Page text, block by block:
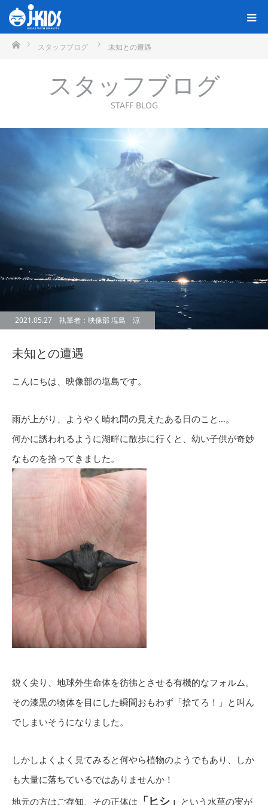
ホームスタッフブログ 未知との遭遇
スタッフブログ
STAFF BLOG
2021.05.27 執筆者：映像部 塩島 涼
未知との遭遇
こんにちは、映像部の塩島です。
雨が上がり、ようやく晴れ間の見えたある日のこと…。
何かに誘われるように湖畔に散歩に行くと、幼い子供が奇妙
なものを拾ってきました。
鋭く尖り、地球外生命体を彷彿とさせる有機的なフォルム。
その漆黒の物体を目にした瞬間おもわず「捨てろ！」と叫ん
でしまいそうになりました。
しかしよくよく見てみると何やら植物のようでもあり、しか
も大量に落ちているではありませんか！
地元の方はご存知、その正体は 「ヒシ」 という水草の実が